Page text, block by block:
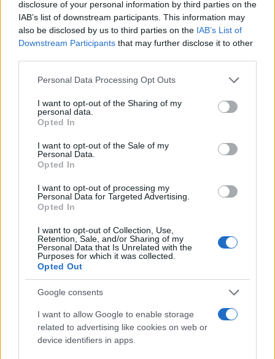
disclosure of your personal information by third parties on the
IAB’s list of downstream participants. This information may
also be disclosed by us to third parties on the IAB’s List of
Downstream Participants that may further disclose it to other
Please note that this website/app uses one or more Google
not limited to your visit or usage behaviour. You may click to
grant or deny consent to Google and its third-party tags to
use your data for below specified purposes in below Google
consent section.
Personal Data Processing Opt Outs
I want to opt-out of the Sharing of my
personal data.
Opted In
I want to opt-out of the Sale of my
Personal Data.
Opted In
I want to opt-out of processing my
Personal Data for Targeted Advertising.
Opted In
I want to opt-out of Collection, Use,
Retention, Sale, and/or Sharing of my
Personal Data that Is Unrelated with the
Purposes for which it was collected.
Opted Out
Google consents
I want to allow Google to enable storage
related to advertising like cookies on web or
device identifiers in apps.
προσαρμογή της στα 3D μοντέλα του παιχνιδιού
γίνεται αυστηρά τοπικά (on-device processing). Η
Nintendo ξεκαθάρισε επίσημα πως καμία φωτογραφία
δεν μεταφορτώνεται (upload) στους servers της, ένα
στοιχείο ζωτικής σημασίας για την προστασία των
Επιπλέον, σε αντίθεση με το
προκαλώντας αντιδράσεις, το Pictonico μπορεί να
λειτουργήσει εντελώς offline. Η χρήση δεδομένων ή
Wi-Fi απαιτείται αποκλειστικά για την πρώτη
εκκίνηση της εφαρμογής, την αλλαγή γλώσσας και τη
πακέτων (volumes).
Για να διασφαλιστεί το replayability, ο τίτλος δεν
περιορίζεται απλώς σε μια γραμμική αλληλουχία
παιχνιδιών. Το Pictonico προσφέρει τις εξής
λειτουργίες (game modes):
Stage-by-Stage Progression: